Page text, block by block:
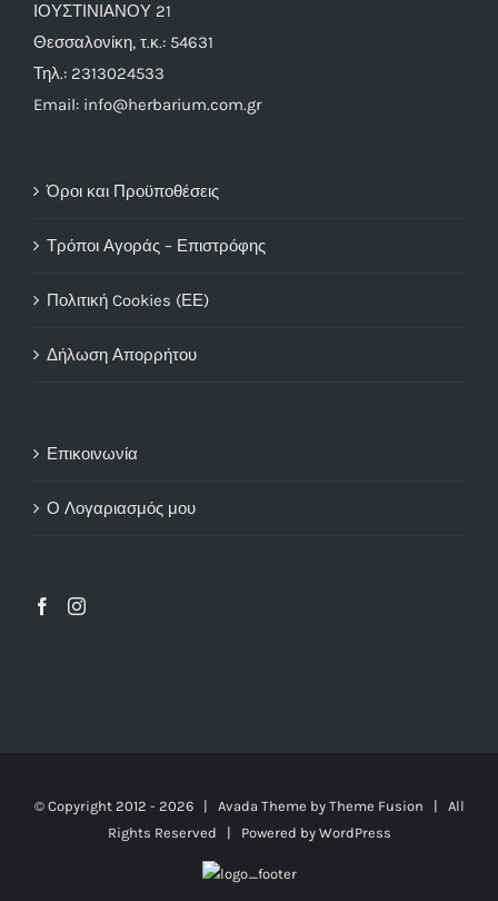
ΙΟΥΣΤΙΝΙΑΝΟΥ 21
Θεσσαλονίκη, τ.κ.: 54631
Τηλ.: 2313024533
Email: info@herbarium.com.gr
Όροι και Προϋποθέσεις
Τρόποι Αγοράς – Επιστρόφης
Πολιτική Cookies (ΕΕ)
Δήλωση Απορρήτου
Επικοινωνία
Ο Λογαριασμός μου
© Copyright 2012 - 2026 | Avada Theme by Theme Fusion | All
Rights Reserved | Powered by WordPress